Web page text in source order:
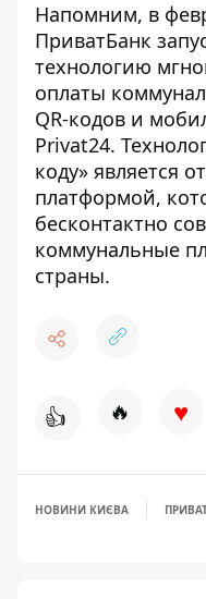
Напомним, в
ПриватБанк
технологию
оплаты
QR-кодов и
Privat24.
коду» является
платформой,
бесконтактно
коммунальные
страны.
👍 🔥 ♥
НОВИНИ КИЄВА